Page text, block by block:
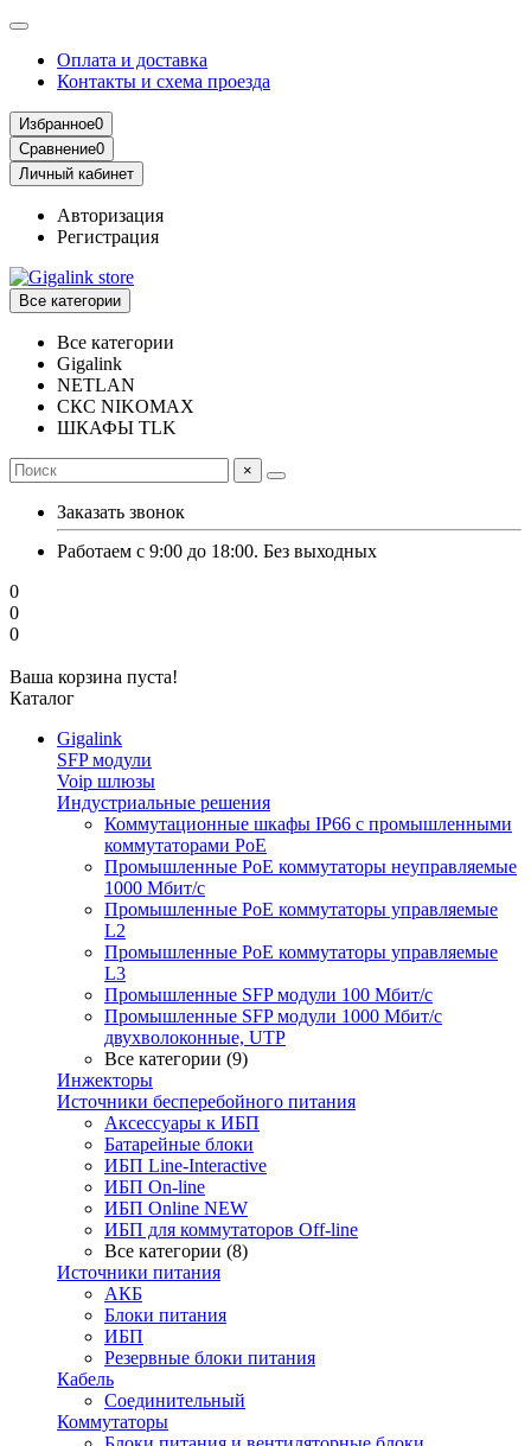
Оплата и доставка
Контакты и схема проезда
Избранное0
Сравнение0
Личный кабинет
Авторизация
Регистрация
Все категории
Все категории
Gigalink
NETLAN
СКС NIKOMAX
ШКАФЫ TLK
×
Заказать звонок
Работаем с 9:00 до 18:00. Без выходных
0
0
0
Ваша корзина пуста!
Каталог
Gigalink
SFP модули
Voip шлюзы
Индустриальные решения
Коммутационные шкафы IP66 c промышленными
коммутаторами PoE
Промышленные PoE коммутаторы неуправляемые
1000 Мбит/с
Промышленные PoE коммутаторы управляемые
L2
Промышленные PoE коммутаторы управляемые
L3
Промышленные SFP модули 100 Мбит/c
Промышленные SFP модули 1000 Мбит/c
двухволоконные, UTP
Все категории (9)
Инжекторы
Источники бесперебойного питания
Аксессуары к ИБП
Батарейные блоки
ИБП Line-Interactive
ИБП On-line
ИБП Online NEW
ИБП для коммутаторов Off-line
Все категории (8)
Источники питания
АКБ
Блоки питания
ИБП
Резервные блоки питания
Кабель
Соединительный
Коммутаторы